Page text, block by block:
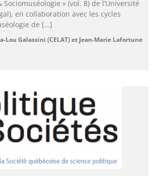
Sociomuséologie » (vol. 8) de l’Université
en collaboration avec les cycles
de […]
Lou Galassini (CELAT) et Jean-Marie Lafortune